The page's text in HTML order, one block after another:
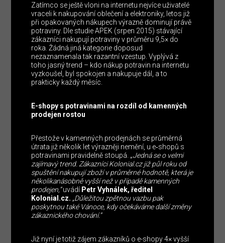
Zatímco se ještě vloni na internetu nejvíce uživatelé
vraceli k nakupování oblečení a elektroniky, letos již
při opakovaných nákupech výrazně dominují právě
potraviny. Dle studie APEK (srpen 2015) stávající
zákazníci nakupují potraviny v průměru 9,5× do
roka. Žádná jiná kategorie doposud
nezaznamenala tak razantní vzestup. Vyplývá z
toho jasný trend – kdo nákup potravin na internetu
vyzkoušel, byl spokojen a nakupuje dál, a to
prakticky každý měsíc.
E-shopy s potravinami na rozdíl od kamenných
prodejen rostou
Přestože v kamenných prodejnách se průměrná
útrata již několik let výrazněji nemění, u e‑shopů s
potravinami pravidelně stoupá. „Jedná se o velmi
zajímavý trend. Zákazníci Kolonial.cz již půl roku od
spuštění nakupují zboží v průměrné hodnotě, která je
několikanásobně vyšší než v případě kamenných
prodejen,”uvádí Petr Vyhnálek, ředitel
Kolonial.cz. „Důležitou zpětnou vazbu pak
poskytnou také Vánoce, kdy očekáváme další změny
zákaznického chování.”
Již nyní je totiž zájem zákazníků o e-shopy 4× vyšší